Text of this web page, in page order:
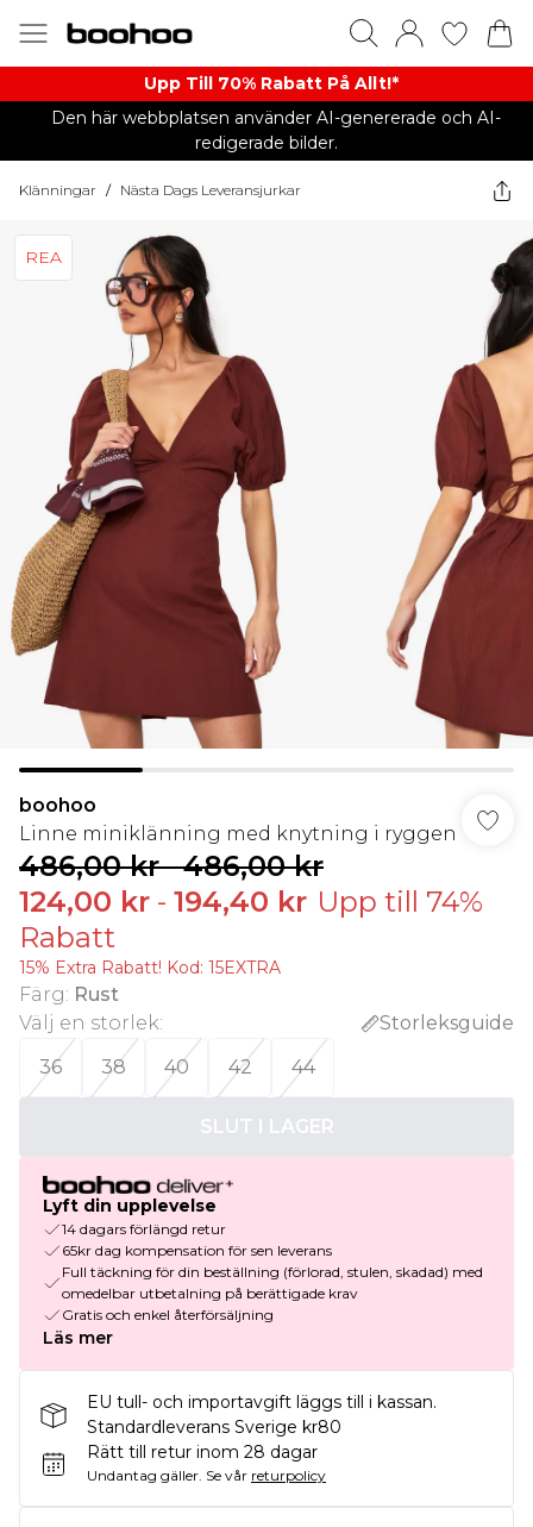
Upp Till 70% Rabatt På Allt!*
Den här webbplatsen använder AI-genererade och AI-
redigerade bilder.
Klänningar / Nästa Dags Leveransjurkar
REA
boohoo
Linne miniklänning med knytning i ryggen
486,00 kr-486,00 kr
124,00 kr - 194,40 kr Upp till 74%
Rabatt
15% Extra Rabatt! Kod: 15EXTRA
Färg: Rust
Välj en storlek:
Storleksguide
36
38 40 42 44
SLUT I LAGER
Lyft din upplevelse
14 dagars förlängd retur
65kr dag kompensation för sen leverans
Full täckning för din beställning (förlorad, stulen, skadad) med
omedelbar utbetalning på berättigade krav
Gratis och enkel återförsäljning
Läs mer
EU tull- och importavgift läggs till i kassan.
Standardleverans Sverige kr80
Rätt till retur inom 28 dagar
Undantag gäller. Se vår returpolicy